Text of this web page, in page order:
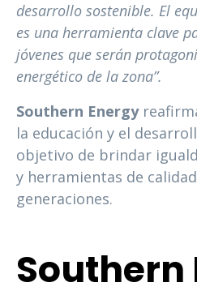
desarrollo sostenible. El
es una herramienta clave
jóvenes que serán
energético de la zona”.
Southern Energy
la educación y el
objetivo de brindar
y herramientas de
generaciones.
Southern